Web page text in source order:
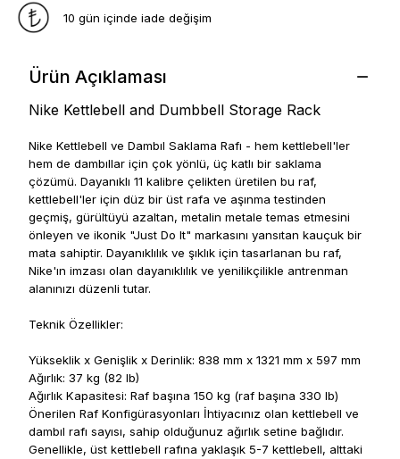
10 gün içinde iade değişim
Ürün Açıklaması
Nike Kettlebell and Dumbbell Storage Rack
Nike Kettlebell ve Dambıl Saklama Rafı - hem kettlebell'ler
hem de dambıllar için çok yönlü, üç katlı bir saklama
çözümü. Dayanıklı 11 kalibre çelikten üretilen bu raf,
kettlebell'ler için düz bir üst rafa ve aşınma testinden
geçmiş, gürültüyü azaltan, metalin metale temas etmesini
önleyen ve ikonik "Just Do It" markasını yansıtan kauçuk bir
mata sahiptir. Dayanıklılık ve şıklık için tasarlanan bu raf,
Nike'ın imzası olan dayanıklılık ve yenilikçilikle antrenman
alanınızı düzenli tutar.
Teknik Özellikler:
Yükseklik x Genişlik x Derinlik: 838 mm x 1321 mm x 597 mm
Ağırlık: 37 kg (82 lb)
Ağırlık Kapasitesi: Raf başına 150 kg (raf başına 330 lb)
Önerilen Raf Konfigürasyonları İhtiyacınız olan kettlebell ve
dambıl rafı sayısı, sahip olduğunuz ağırlık setine bağlıdır.
Genellikle, üst kettlebell rafına yaklaşık 5-7 kettlebell, alttaki